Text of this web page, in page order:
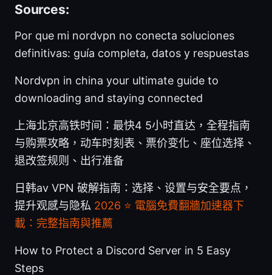
Sources:
Por que mi nordvpn no conecta soluciones
definitivas: guía completa, datos y respuestas
Nordvpn in china your ultimate guide to
downloading and staying connected
上海北京高铁时间：最快4 5小时直达，全程指南
与购票攻略，动车时刻表、票价变化、座位选择、
退改签规则、出行准备
日韩av VPN 破解指南：选择、设置与安全要点，
提升观感与隐私 2026 ⭐ 電腦免費翻牆加速器下
載：完整指南與推薦
How to Protect a Discord Server in 5 Easy
Steps